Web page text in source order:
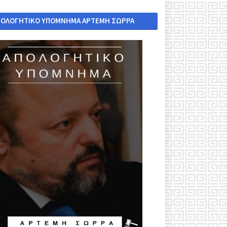
ΥΠΟΜΝΗΜΑ ΑΡΤΕΜΗ ΣΩΡΡΑ